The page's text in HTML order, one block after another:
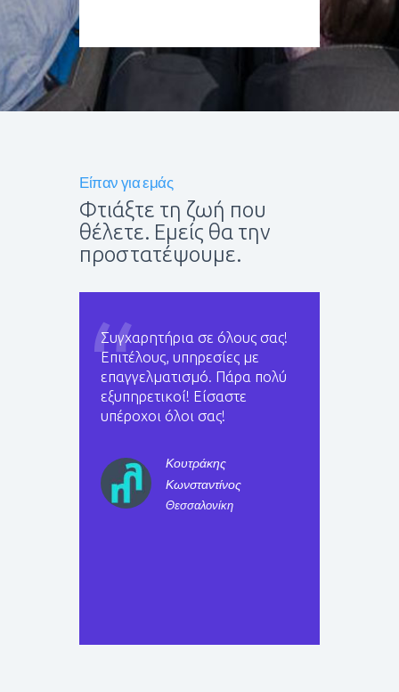
Είπαν για εμάς
Φτιάξτε τη ζωή που
θέλετε. Εμείς θα την
προστατέψουμε.
Συγχαρητήρια σε όλους σας!
Επιτέλους, υπηρεσίες με
επαγγελματισμό. Πάρα πολύ
εξυπηρετικοί! Είσαστε
υπέροχοι όλοι σας!
Κουτράκης
Κωνσταντίνος
Θεσσαλονίκη